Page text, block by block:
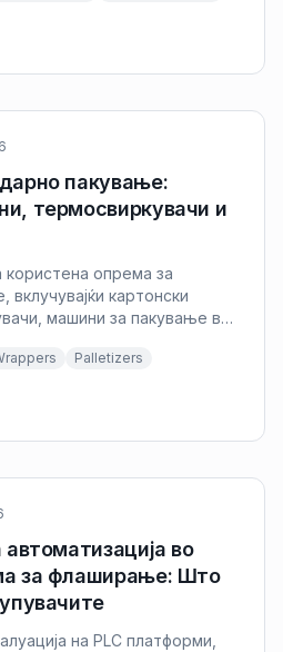
пакување:
термосвиркувачи и
опрема за
картонски
машини за пакување во
Palletizers
во
за флаширање: Што
на PLC платформи,